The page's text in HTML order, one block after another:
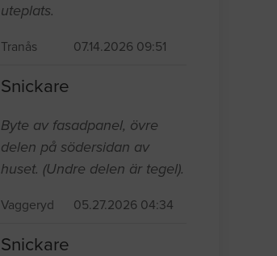
uteplats.
Tranås 07.14.2026 09:51
Snickare
Byte av fasadpanel, övre
delen på södersidan av
huset. (Undre delen är tegel).
Vaggeryd 05.27.2026 04:34
Snickare